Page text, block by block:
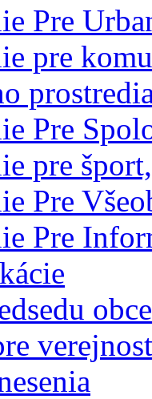
Pre
pre
Pre
pre
Pre
Pre
obce